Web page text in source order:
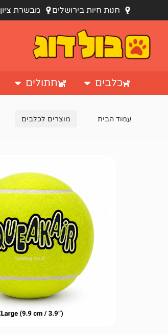
חנות חיות בירושלים מבשרת ציון
כלבים חתולים
עמוד הבית מוצרים לכלבים